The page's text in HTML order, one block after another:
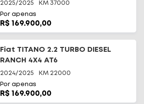
2025/2025 KM 37000
Por apenas
R$ 169.900,00
Fiat TITANO 2.2 TURBO DIESEL
RANCH 4X4 AT6
2024/2025 KM 22000
Por apenas
R$ 169.900,00